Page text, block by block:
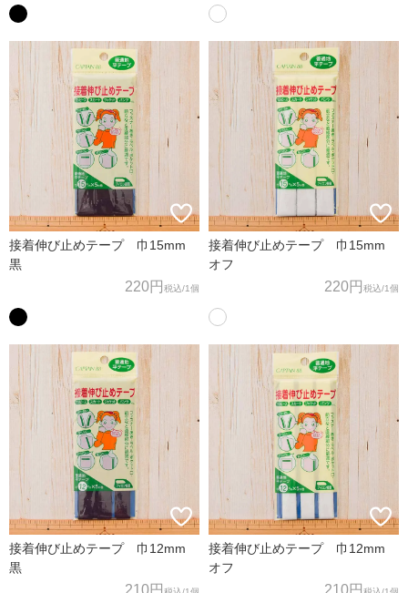
接着伸び止めテープ 巾15mm
黒
220円 税込/1個
接着伸び止めテープ 巾15mm
オフ
220円 税込/1個
接着伸び止めテープ 巾12mm
黒
210円
接着伸び止めテープ 巾12mm
オフ
210円